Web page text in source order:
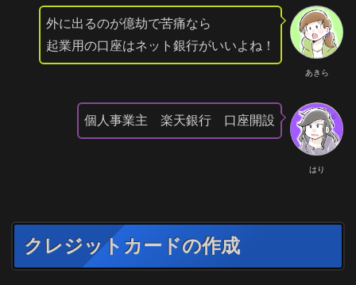
あきら
外に出るのが億劫で苦痛なら
起業用の口座はネット銀行がいいよね！
はり
個人事業主 楽天銀行 口座開設
クレジットカードの作成